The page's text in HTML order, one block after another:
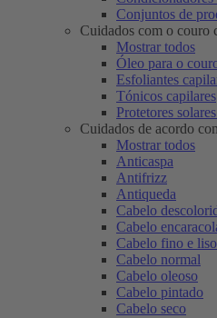
Conjuntos de
Cuidados com o couro
Mostrar todos
Óleo para o
Esfoliantes
Tónicos capilares
Protetores
Cuidados de acordo
Mostrar todos
Anticaspa
Antifrizz
Antiqueda
Cabelo
Cabelo
Cabelo fino e liso
Cabelo normal
Cabelo oleoso
Cabelo pintado
Cabelo seco